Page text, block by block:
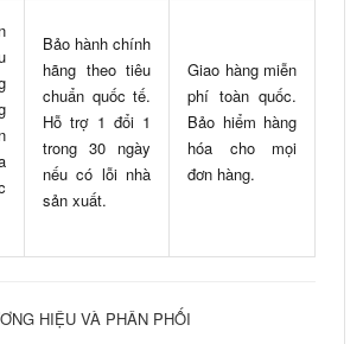
Bảo hành chính
hãng theo tiêu
chuẩn quốc tế.
Hỗ trợ 1 đổi 1
trong 30 ngày
nếu có lỗi nhà
sản xuất.
Giao hàng miễn
phí toàn quốc.
Bảo hiểm hàng
hóa cho mọi
đơn hàng.
HIỆU VÀ PHÂN PHỐI